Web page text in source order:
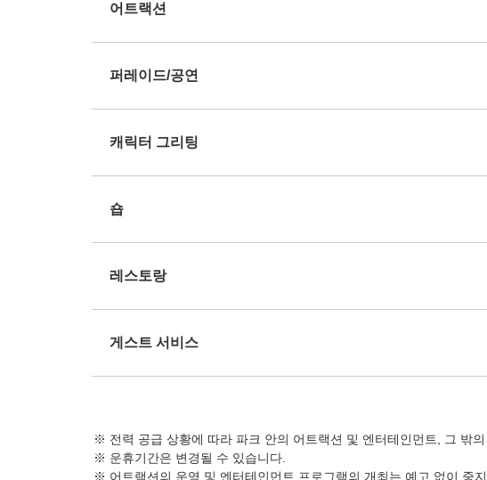
어트랙션
퍼레이드/공연
캐릭터 그리팅
숍
레스토랑
게스트 서비스
전력 공급 상황에 따라 파크 안의 어트랙션 및 엔터테인먼트, 그 밖
운휴기간은 변경될 수 있습니다.
어트랙션의 운영 및 엔터테인먼트 프로그램의 개최는 예고 없이 중